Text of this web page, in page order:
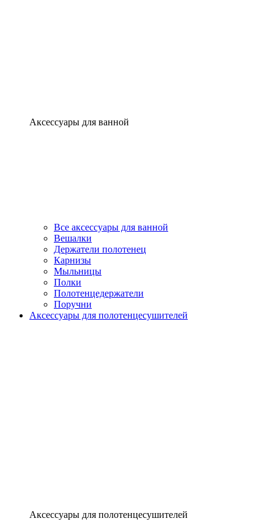
Аксессуары для ванной
Все аксессуары для ванной
Вешалки
Держатели полотенец
Карнизы
Мыльницы
Полки
Полотенцедержатели
Поручни
Аксессуары для полотенцесушителей
Аксессуары для полотенцесушителей